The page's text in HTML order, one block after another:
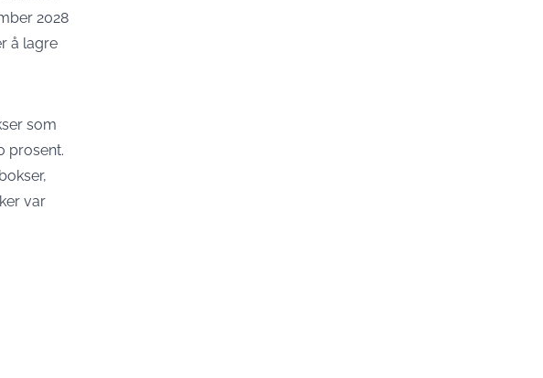
2028
å lagre
som
prosent.
var